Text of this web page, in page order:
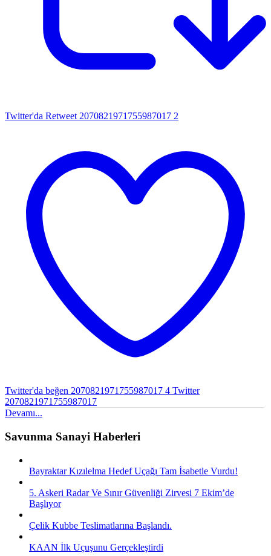
Twitter'da Retweet 2070821971755987017 2
Twitter'da beğen 2070821971755987017 4 Twitter
2070821971755987017
Devamı...
Savunma Sanayi Haberleri
Bayraktar Kızılelma Hedef Uçağı Tam İsabetle Vurdu!
5. Askeri Radar Ve Sınır Güvenliği Zirvesi 7 Ekim’de
Başlıyor
Çelik Kubbe Teslimatlarına Başlandı.
KAAN İlk Uçuşunu Gerçekleştirdi